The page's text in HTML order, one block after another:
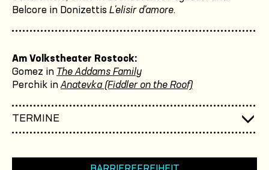
Belcore in Donizettis L'elisir d'amore.
Am Volkstheater Rostock:
Gomez in The Addams Family
Perchik in Anatevka (Fiddler on the Roof)
TERMINE